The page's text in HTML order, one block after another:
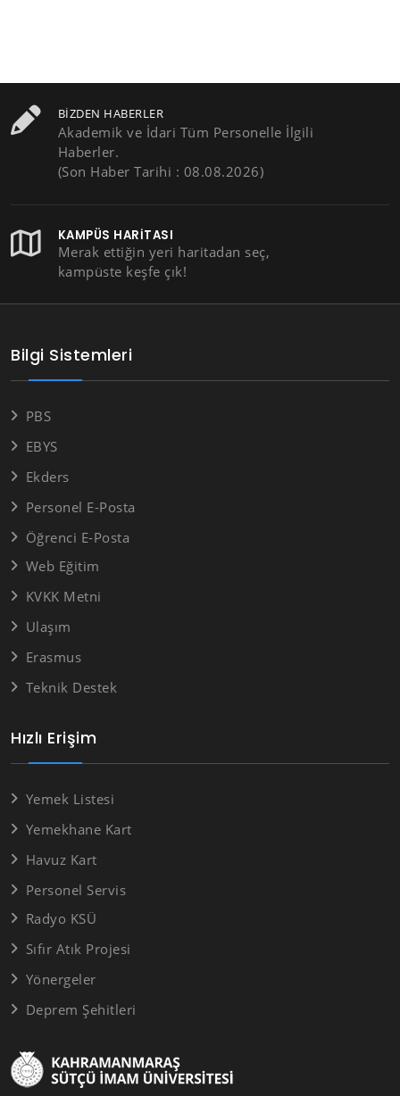
BIZDEN HABERLER
Akademik ve İdari Tüm Personelle İlgili
Haberler.
(Son Haber Tarihi : 08.08.2026)
KAMPÜS HARITASI
Merak ettiğin yeri haritadan seç,
kampüste keşfe çık!
Hızlı Erişim
Yemek Listesi
Yemekhane Kart
Havuz Kart
Personel Servis
Radyo KSÜ
Sıfır Atık Projesi
Yönergeler
Deprem Şehitleri
Bilgi Sistemleri
PBS
EBYS
Ekders
Personel E-Posta
Öğrenci E-Posta
Web Eğitim
KVKK Metni
Ulaşım
Erasmus
Teknik Destek